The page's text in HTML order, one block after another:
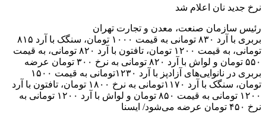
نرخ جدید نان اعلام شد
رئیس سازمان صنعت، معدن و تجارت تهران
بربری با آرد ۸۳۰ تومانی به قیمت ۱۰۰۰ تومان، سنگک با آرد ۸۱۵
تومانی، به قیمت ۱۲۰۰ تومان، تافتون با آرد ۸۲۰ تومانی، به قیمت
۵۵۰ تومان و لواش با آرد ۸۲۰ تومانی به نرخ ۳۰۰ تومان عرضه
بربری در نانوایی‌های آزادپز با آرد ۱۲۳۰تومانی به قیمت ۱۵۰۰
تومان، سنگک با آرد ۱۱۷۰تومانی به نرخ ۱۸۰۰ تومان، تافتون با آرد
۱۲۰۰ تومانی به قیمت ۸۵۰ تومان و لواش با آرد ۱۲۰۰ تومانی به
نرخ ۴۵۰ تومان عرضه می‌شود/ ایسنا